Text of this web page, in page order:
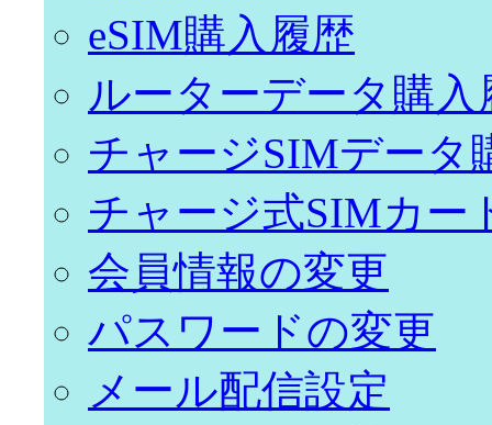
eSIM購入履歴
ルーターデータ購入
チャージSIMデータ
チャージ式SIMカー
会員情報の変更
パスワードの変更
メール配信設定